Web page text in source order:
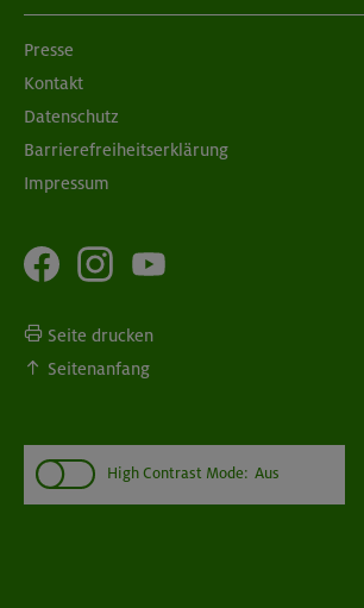
Presse
Kontakt
Datenschutz
Barrierefreiheitserklärung
Impressum
Seite drucken
Seitenanfang
High Contrast Mode: Aus